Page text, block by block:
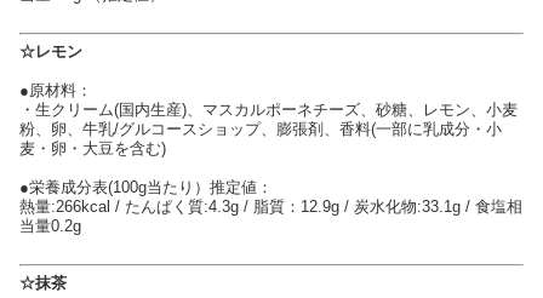
☆レモン
●原材料：
・生クリーム(国内生産)、マスカルポーネチーズ、砂糖、レモン、小麦
粉、卵、牛乳/グルコースショップ、膨張剤、香料(一部に乳成分・小
麦・卵・大豆を含む)
●栄養成分表(100g当たり）推定値：
熱量:266kcal / たんぱく質:4.3g / 脂質：12.9g / 炭水化物:33.1g / 食塩相
当量0.2g
☆抹茶